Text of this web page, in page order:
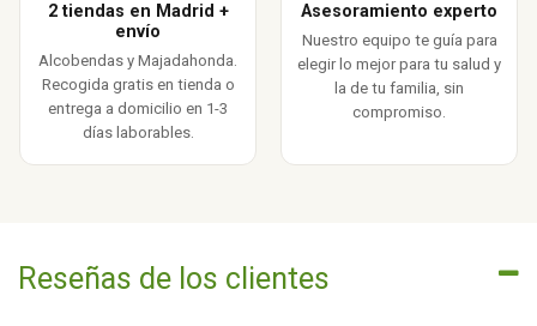
2 tiendas en Madrid +
envío
Alcobendas y Majadahonda.
Recogida gratis en tienda o
entrega a domicilio en 1-3
días laborables.
Asesoramiento experto
Nuestro equipo te guía para
elegir lo mejor para tu salud y
la de tu familia, sin
compromiso.
Reseñas de los clientes